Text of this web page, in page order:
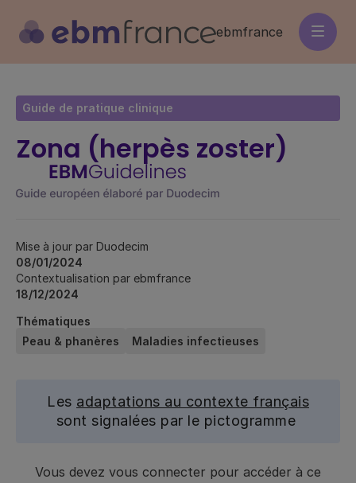
contenu
principal
ebmfrance
Guide de pratique clinique
Zona (herpès zoster)
Mise à jour par Duodecim
08/01/2024
Contextualisation par ebmfrance
18/12/2024
Thématiques
Peau & phanères
Maladies infectieuses
Les adaptations au contexte français
sont signalées par le pictogramme
Vous devez vous connecter pour accéder à ce